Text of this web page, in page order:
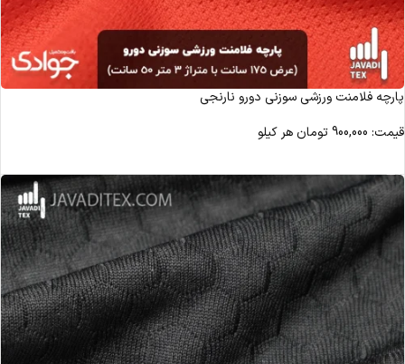
پارچه فلامنت ورزشی سوزنی دورو نارنجی
قیمت: 900,000تومان هر کیلو